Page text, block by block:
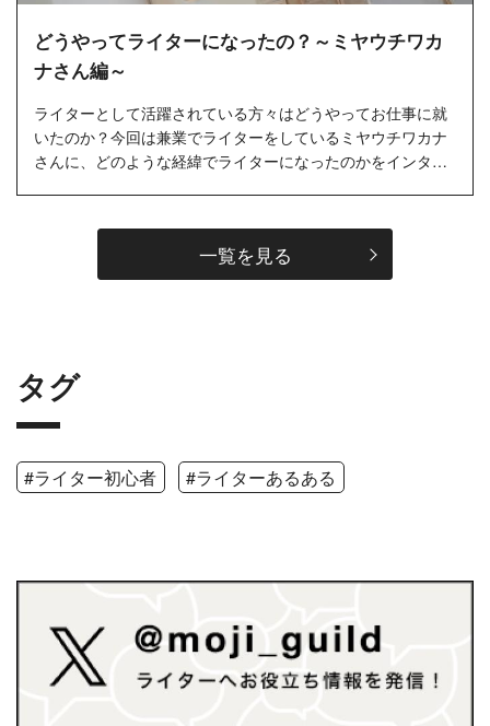
どうやってライターになったの？～ミヤウチワカ
ナさん編～
ライターとして活躍されている方々はどうやってお仕事に就
いたのか？今回は兼業でライターをしているミヤウチワカナ
さんに、どのような経緯でライターになったのかをインタビ
一覧を見る
タグ
#ライター初心者 #ライターあるある